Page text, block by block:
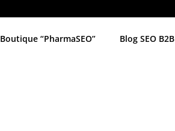
Boutique “PharmaSEO” Blog SEO B2B